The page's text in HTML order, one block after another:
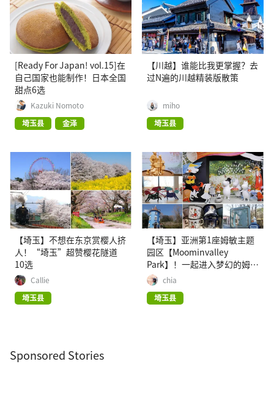
[Ready For Japan! vol.15]在
自己国家也能制作！日本全国
甜点6选
Kazuki Nomoto
埼玉县
金泽
【川越】谁能比我更掌握？去
过N遍的川越精装版散策
miho
埼玉县
【埼玉】不想在东京赏樱人挤
人！“埼玉”超赞樱花隧道
10选
Callie
埼玉县
【埼玉】亚洲第1座姆敏主题
园区【Moominvalley
Park】！一起进入梦幻的姆敏
世界！
chia
埼玉县
Sponsored Stories